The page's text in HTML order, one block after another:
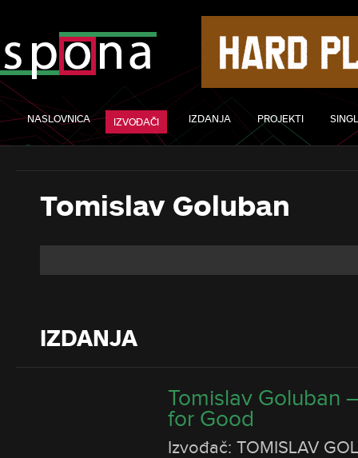
NASLOVNICA IZVOĐAČI IZDANJA PROJEKTI
Tomislav Goluban
IZDANJA
Tomislav Goluban
for Good
Izvođač: TOMISLAV